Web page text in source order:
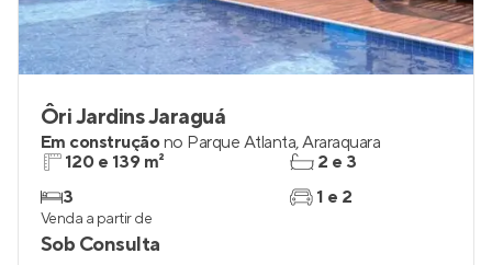
Ôri Jardins Jaraguá
Em construçãono Parque Atlanta,Araraquara
120 e 139 m²
3
2 e 3
1 e 2
Venda a partir de
Sob Consulta